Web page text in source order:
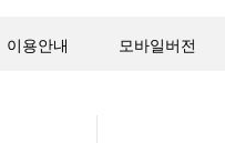
이용안내 모바일버전